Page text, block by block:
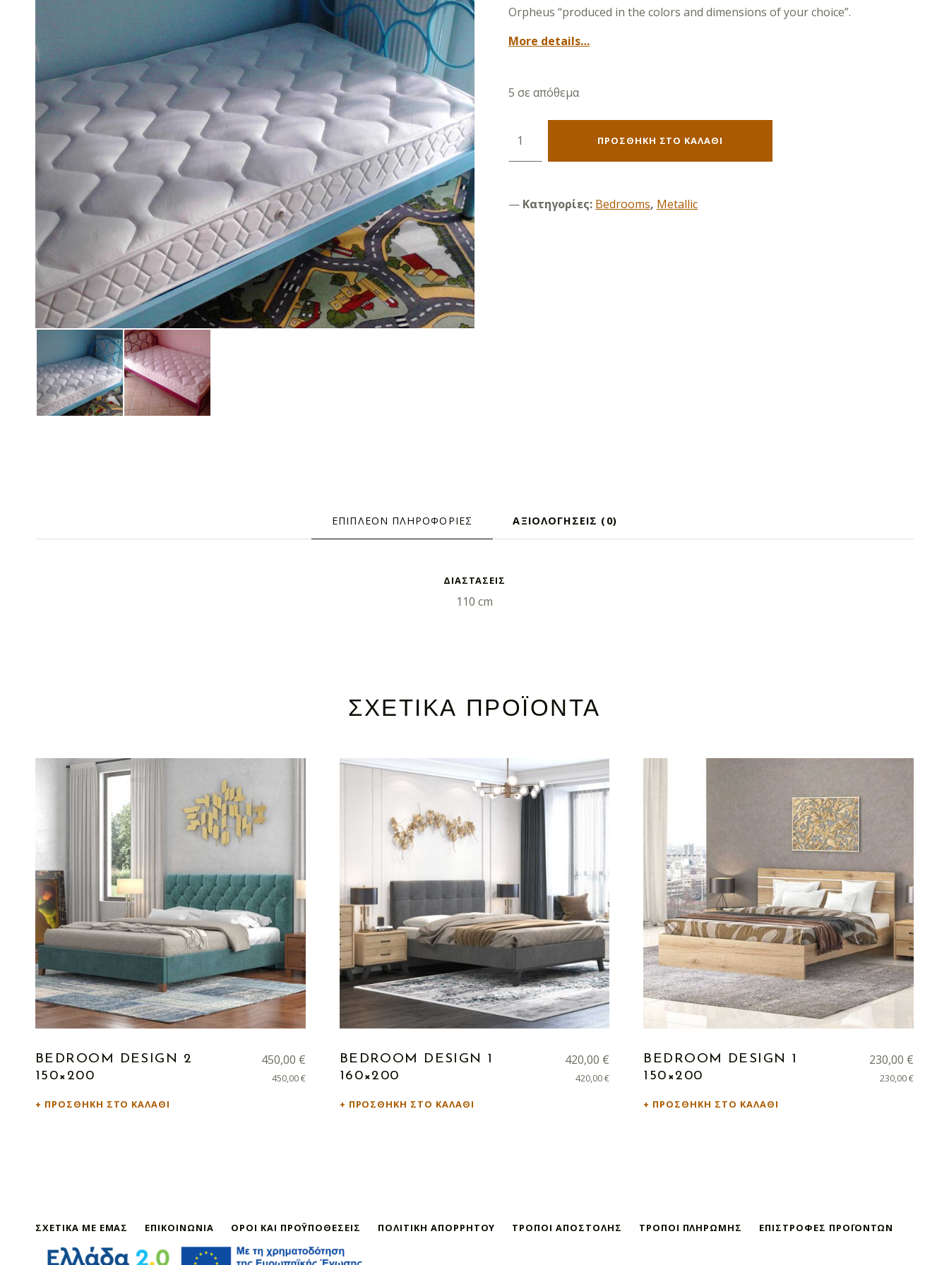
Orpheus “produced in the colors and dimensions of your choice”.
More details…
5 σε απόθεμα
Orpheus 110X190 ποσότητα
ΠΡΟΣΘΉΚΗ ΣΤΟ ΚΑΛΆΘΙ
Κατηγορίες: Bedrooms, Metallic
ΕΠΙΠΛΈΟΝ ΠΛΗΡΟΦΟΡΊΕΣ ΑΞΙΟΛΟΓΉΣΕΙΣ (0)
ΔΙΑΣΤΑΣΕΙΣ
110 cm
ΣΧΕΤΙΚΆ ΠΡΟΪΌΝΤΑ
BEDROOM DESIGN 2
150×200
450,00 €
450,00€
ΠΡΟΣΘΉΚΗ ΣΤΟ ΚΑΛΆΘΙ
BEDROOM DESIGN 1
160×200
420,00 €
420,00€
ΠΡΟΣΘΉΚΗ ΣΤΟ ΚΑΛΆΘΙ
BEDROOM DESIGN 1
150×200
230,00 €
230,00€
ΠΡΟΣΘΉΚΗ ΣΤΟ ΚΑΛΆΘΙ
ΣΧΕΤΙΚΆ ΜΕ ΕΜΆΣ ΕΠΙΚΟΙΝΩΝΊΑ ΌΡΟΙ ΚΑΙ ΠΡΟΫΠΟΘΈΣΕΙΣ ΠΟΛΙΤΙΚΉ ΑΠΟΡΡΉΤΟΥ ΤΡΌΠΟΙ ΑΠΟΣΤΟΛΉΣ ΤΡΌΠΟΙ ΠΛΗΡΩΜΉΣ ΕΠΙΣΤΡΟΦΈΣ ΠΡΟΪΌΝΤΩΝ